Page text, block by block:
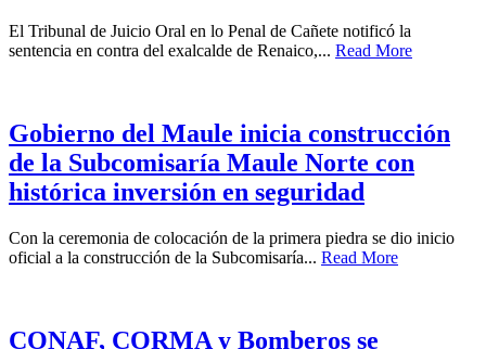
El Tribunal de Juicio Oral en lo Penal de Cañete notificó la
sentencia en contra del exalcalde de Renaico,... Read More
Gobierno del Maule inicia construcción
de la Subcomisaría Maule Norte con
histórica inversión en seguridad
Con la ceremonia de colocación de la primera piedra se dio inicio
oficial a la construcción de la Subcomisaría... Read More
CONAF, CORMA y Bomberos se